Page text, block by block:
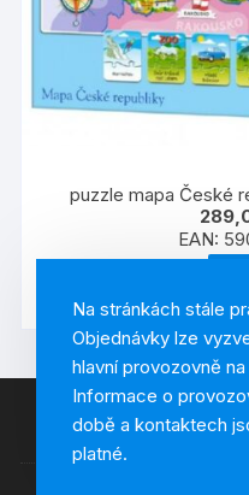
Na stránkách stále
Objednávky lze
hlavní provozovně na
Informace o
době a kontaktech
platné.
puzzle mapa České
EAN: